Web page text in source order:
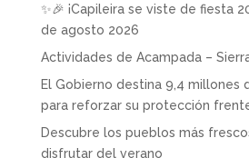
✨🎉 ¡Capileira se viste de fiesta
de agosto 2026
Actividades de Acampada –
El Gobierno destina 9,4 millones
para reforzar su protección
Descubre los pueblos más
disfrutar del verano